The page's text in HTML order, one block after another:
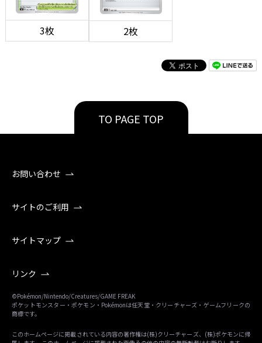
3枚 2枚
TO PAGE TOP
お問い合わせ
サイトのご利用
サイトマップ
リンク
©Pokémon/Nintendo/Creatures/GAME FREAK
ポケットモンスター・ポケモン・Pokémonは任天堂・クリーチャーズ・ゲームフリークの
商標です。
このホームページに掲載されている内容の著作権は(株)クリーチャーズ、(株)ポケモンに帰